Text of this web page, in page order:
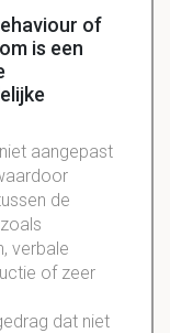
of
is een
aangepast
de
verbale
of zeer
dat niet